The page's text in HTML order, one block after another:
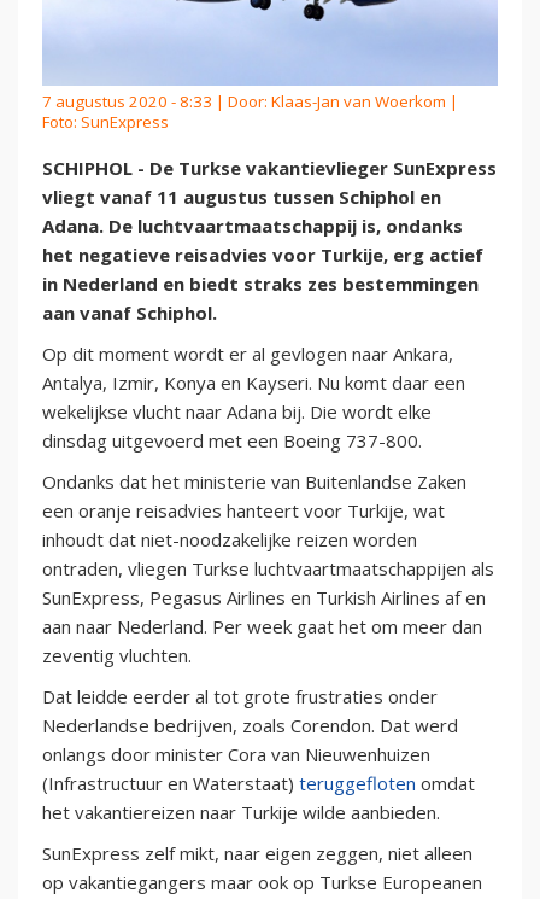
7 augustus 2020 - 8:33 | Door: Klaas-Jan van Woerkom |
Foto: SunExpress
SCHIPHOL - De Turkse vakantievlieger SunExpress
vliegt vanaf 11 augustus tussen Schiphol en
Adana. De luchtvaartmaatschappij is, ondanks
het negatieve reisadvies voor Turkije, erg actief
in Nederland en biedt straks zes bestemmingen
aan vanaf Schiphol.
Op dit moment wordt er al gevlogen naar Ankara,
Antalya, Izmir, Konya en Kayseri. Nu komt daar een
wekelijkse vlucht naar Adana bij. Die wordt elke
dinsdag uitgevoerd met een Boeing 737-800.
Ondanks dat het ministerie van Buitenlandse Zaken
een oranje reisadvies hanteert voor Turkije, wat
inhoudt dat niet-noodzakelijke reizen worden
ontraden, vliegen Turkse luchtvaartmaatschappijen als
SunExpress, Pegasus Airlines en Turkish Airlines af en
aan naar Nederland. Per week gaat het om meer dan
zeventig vluchten.
Dat leidde eerder al tot grote frustraties onder
Nederlandse bedrijven, zoals Corendon. Dat werd
onlangs door minister Cora van Nieuwenhuizen
(Infrastructuur en Waterstaat) teruggefloten omdat
het vakantiereizen naar Turkije wilde aanbieden.
SunExpress zelf mikt, naar eigen zeggen, niet alleen
op vakantiegangers maar ook op Turkse Europeanen